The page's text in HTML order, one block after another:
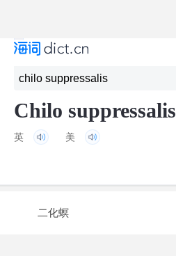
Chilo suppressalis
英 美
二化螟